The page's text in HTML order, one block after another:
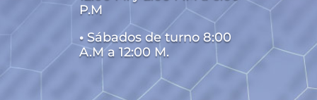
P.M
• Sábados de turno 8:00
A.M a 12:00 M.